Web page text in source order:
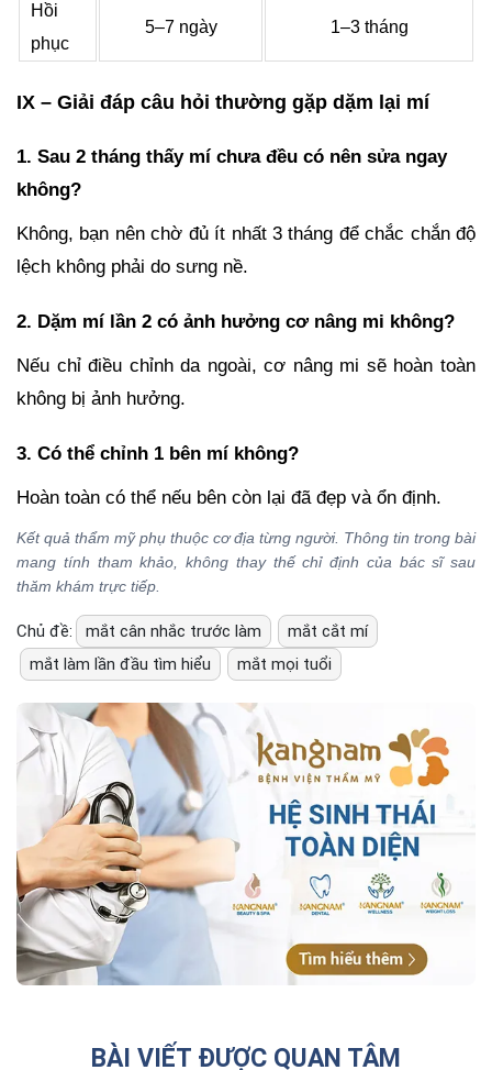
Hồi
phục
5–7 ngày 1–3 tháng
IX – Giải đáp câu hỏi thường gặp dặm lại mí
1. Sau 2 tháng thấy mí chưa đều có nên sửa ngay
không?
Không, bạn nên chờ đủ ít nhất 3 tháng để chắc chắn độ
lệch không phải do sưng nề.
2. Dặm mí lần 2 có ảnh hưởng cơ nâng mi không?
Nếu chỉ điều chỉnh da ngoài, cơ nâng mi sẽ hoàn toàn
không bị ảnh hưởng.
3. Có thể chỉnh 1 bên mí không?
Hoàn toàn có thể nếu bên còn lại đã đẹp và ổn định.
Kết quả thẩm mỹ phụ thuộc cơ địa từng người. Thông tin trong bài
mang tính tham khảo, không thay thế chỉ định của bác sĩ sau
thăm khám trực tiếp.
Chủ đề: mắt cân nhắc trước làm
mắt cắt mí
mắt làm lần đầu tìm hiểu
mắt mọi tuổi
BÀI VIẾT ĐƯỢC QUAN TÂM